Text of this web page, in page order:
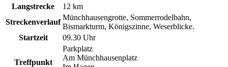
Langstrecke
12 km
Streckenverlauf
Münchhausengrotte, Sommerrodelbahn,
Bismarkturm, Königszinne, Weserblicke.
Startzeit
09.30 Uhr
Treffpunkt
Parkplatz
Am Münchhausenplatz